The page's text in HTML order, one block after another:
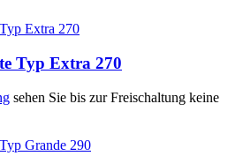
Typ Extra 270
sehen Sie bis zur Freischaltung keine